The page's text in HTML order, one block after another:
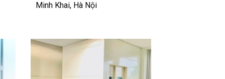
Minh Khai, Hà Nội